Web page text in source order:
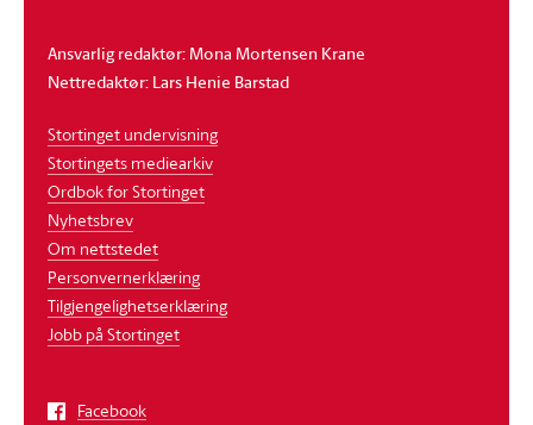
Ansvarlig redaktør: Mona Mortensen Krane
Nettredaktør: Lars Henie Barstad
Stortinget undervisning
Stortingets mediearkiv
Ordbok for Stortinget
Nyhetsbrev
Om nettstedet
Personvernerklæring
Tilgjengelighetserklæring
Jobb på Stortinget
Facebook